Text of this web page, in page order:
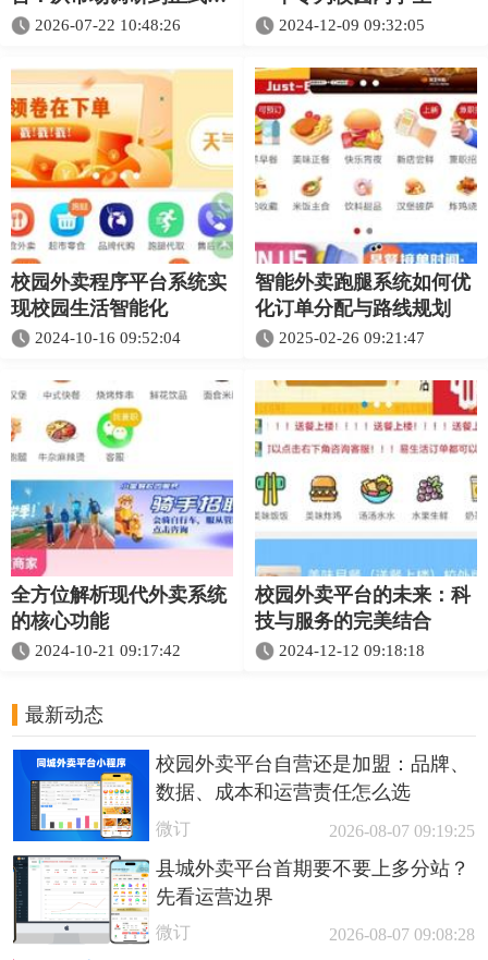
线的10步清单
2026-07-22 10:48:26 2024-12-09 09:32:05
校园外卖程序平台系统实
现校园生活智能化
2024-10-16 09:52:04
智能外卖跑腿系统如何优
化订单分配与路线规划
2025-02-26 09:21:47
全方位解析现代外卖系统
的核心功能
2024-10-21 09:17:42
校园外卖平台的未来：科
技与服务的完美结合
2024-12-12 09:18:18
最新动态
校园外卖平台自营还是加盟：品牌、
数据、成本和运营责任怎么选
微订 2026-08-07 09:19:25
县城外卖平台首期要不要上多分站？
先看运营边界
微订 2026-08-07 09:08:28